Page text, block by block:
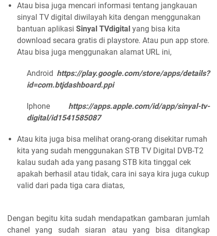
Atau bisa juga mencari informasi tentang jangkauan
sinyal TV digital diwilayah kita dengan menggunakan
bantuan aplikasi Sinyal TVdigital yang bisa kita
download secara gratis di playstore. Atau pun app store.
Atau bisa juga menggunakan alamat URL ini,
Android https://play.google.com/store/apps/details?
id=com.btjdashboard.ppi
Iphone https://apps.apple.com/id/app/sinyal-tv-
digital/id1541585087
Atau kita juga bisa melihat orang-orang disekitar rumah
kita yang sudah menggunakan STB TV Digital DVB-T2
kalau sudah ada yang pasang STB kita tinggal cek
apakah berhasil atau tidak, cara ini saya kira juga cukup
valid dari pada tiga cara diatas,
Dengan begitu kita sudah mendapatkan gambaran jumlah
chanel yang sudah siaran atau yang bisa ditangkap